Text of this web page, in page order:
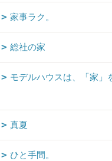
家事ラク。
総社の家
モデルハウスは、「家」
真夏
ひと手間。